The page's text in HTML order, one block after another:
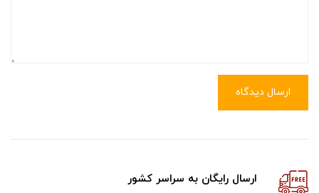
ارسال دیدگاه
ارسال رایگان به سراسر کشور